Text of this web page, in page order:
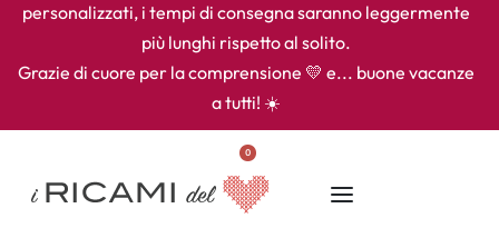
personalizzati, i tempi di consegna saranno leggermente
più lunghi rispetto al solito.
Grazie di cuore per la comprensione 💛 e... buone vacanze
a tutti! ☀️
0